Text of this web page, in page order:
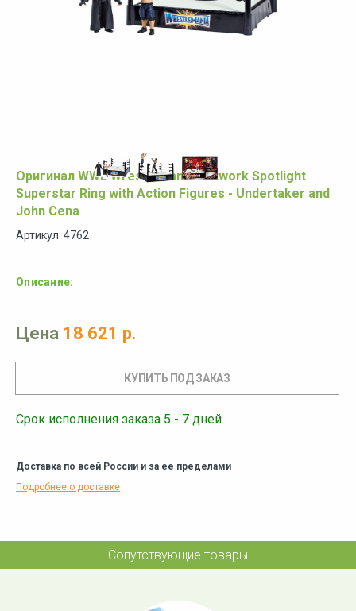
Оригинал WWE WrestleMania Network Spotlight
Superstar Ring with Action Figures - Undertaker and
John Cena
Артикул: 4762
Описание:
Цена 18 621 р.
Срок исполнения заказа 5 - 7 дней
Доставка по всей России и за ее пределами
Подробнее о доставке
Сопутствующие товары